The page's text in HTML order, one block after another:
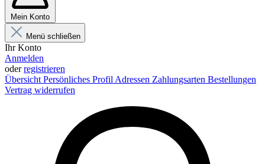
Mein Konto
Menü schließen
Ihr Konto
Anmelden
oderregistrieren
Übersicht Persönliches Profil Adressen Zahlungsarten Bestellungen
Vertrag widerrufen